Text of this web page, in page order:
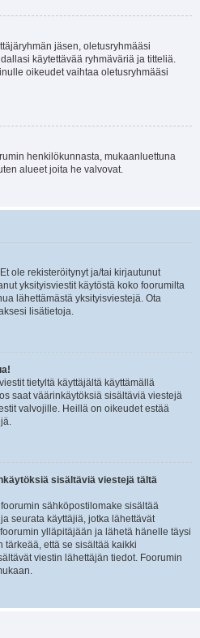
jäsen, oletusryhmääsi
käytettävää ryhmäväriä ja titteliä.
oikeudet vaihtaa oletusryhmääsi
henkilökunnasta, mukaanluettuna
alueet joita he valvovat.
ole rekisteröitynyt ja/tai kirjautunut
yksityisviestit käytöstä koko foorumilta
lähettämästä yksityisviestejä. Ota
lisätietoja.
tietyltä käyttäjältä käyttämällä
saat väärinkäytöksiä sisältäviä viestejä
valvojille. Heillä on oikeudet estää
sisältäviä viestejä tältä
sähköpostilomake sisältää
seurata käyttäjiä, jotka lähettävät
ylläpitäjään ja lähetä hänelle täysi
tärkeää, että se sisältää kaikki
viestin lähettäjän tiedot. Foorumin